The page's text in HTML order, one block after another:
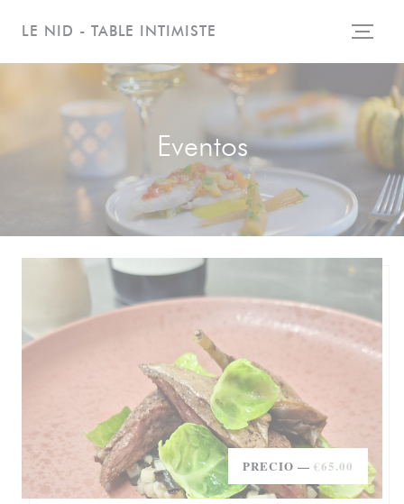
LE NID - TABLE INTIMISTE
Eventos
PRECIO — €65.00